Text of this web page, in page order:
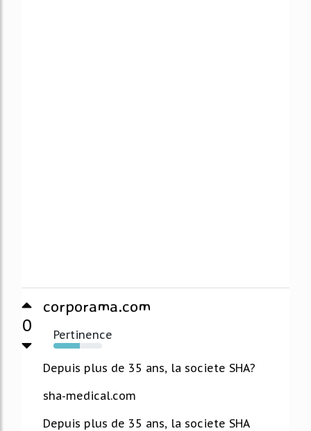
0
corporama.com
Pertinence
54%
Depuis plus de 35 ans, la societe SHA?
sha-medical.com
Depuis plus de 35 ans, la societe SHA